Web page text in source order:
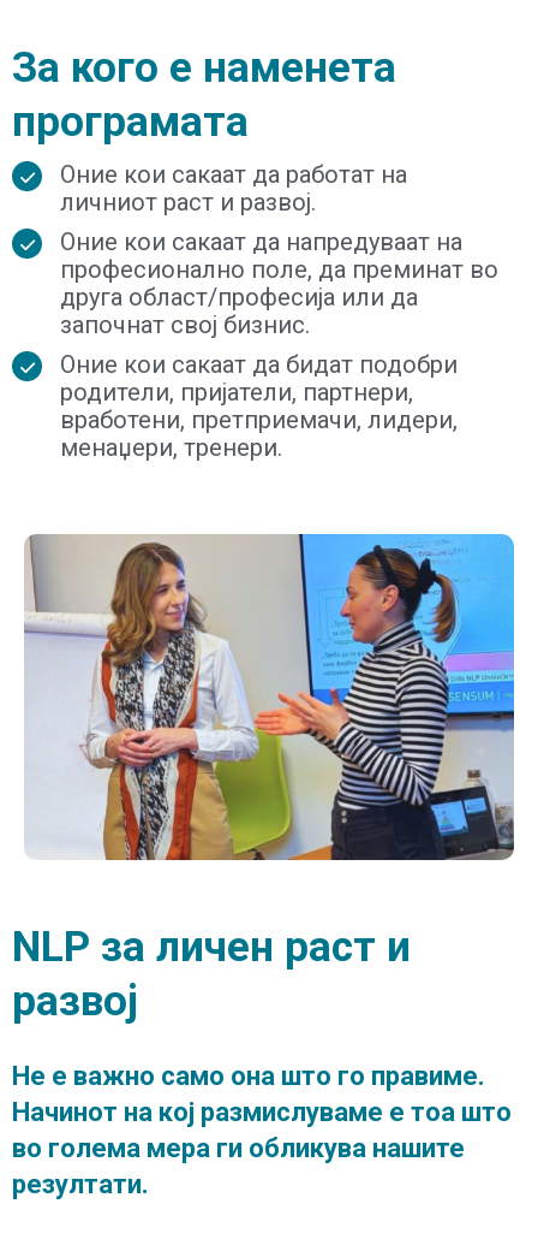
За кого е наменета
програмата
Оние кои сакаат да работат на
личниот раст и развој.
Оние кои сакаат да напредуваат на
професионално поле, да преминат во
друга област/професија или да
започнат свој бизнис.
Оние кои сакаат да бидат подобри
родители, пријатели, партнери,
вработени, претприемачи, лидери,
менаџери, тренери.
NLP за личен раст и
развој
Не е важно само она што го правиме.
Начинот на кој размислуваме е тоа што
во голема мера ги обликува нашите
резултати.